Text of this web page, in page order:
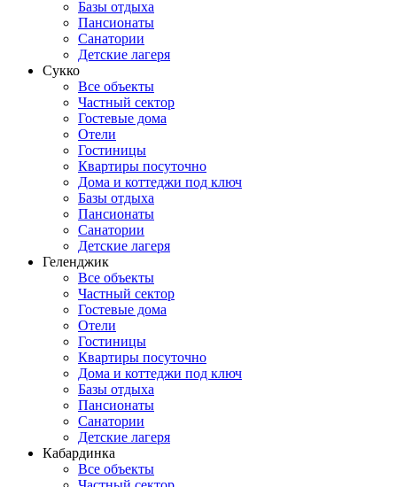
Базы отдыха
Пансионаты
Санатории
Детские лагеря
Сукко
Все объекты
Частный сектор
Гостевые дома
Отели
Гостиницы
Квартиры посуточно
Дома и коттеджи под ключ
Базы отдыха
Пансионаты
Санатории
Детские лагеря
Геленджик
Все объекты
Частный сектор
Гостевые дома
Отели
Гостиницы
Квартиры посуточно
Дома и коттеджи под ключ
Базы отдыха
Пансионаты
Санатории
Детские лагеря
Кабардинка
Все объекты